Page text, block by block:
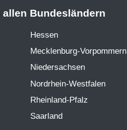
Bundesländern
Hessen
Mecklenburg-Vorpommern
Niedersachsen
Nordrhein-Westfalen
Rheinland-Pfalz
Saarland